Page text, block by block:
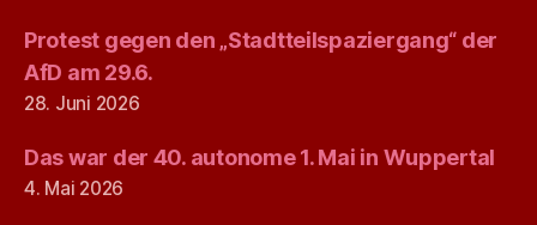
Protest gegen den „Stadtteilspaziergang“ der
AfD am 29.6.
28. Juni 2026
Das war der 40. autonome 1. Mai in Wuppertal
4. Mai 2026